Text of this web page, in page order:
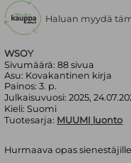
WSOY
Sivumäärä:88 sivua
Asu: Kovakantinen kirja
Painos:3. p.
Julkaisuvuosi:2025,
Kieli:Suomi
Tuotesarja: MUUMI luonto
Hurmaava opas
Haluan myydä